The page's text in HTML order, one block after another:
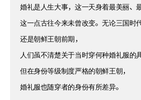
婚礼是人生大事，这一天身着最美丽、
这一点古往今来未曾改变。无论三国时
还是朝鲜王朝前期，
人们虽不清楚关于当时穿何种婚礼服的
但在身份等级制度严格的朝鲜王朝，
婚礼服也随穿者的身份有所差异。